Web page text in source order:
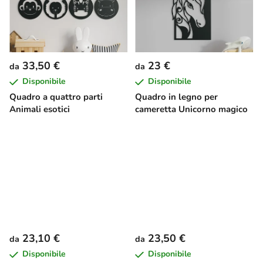
Quadro a quattro parti
Animali esotici
da 33,50 €
Disponibile
Quadro in legno per
cameretta Unicorno magico
da 23 €
Disponibile
da 23,10 €
Disponibile
da 23,50 €
Disponibile